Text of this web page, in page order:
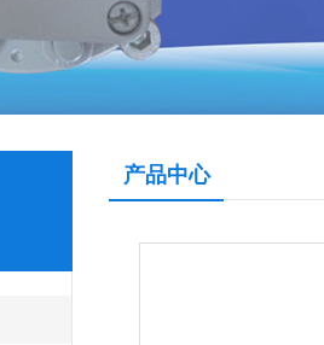
产品中心